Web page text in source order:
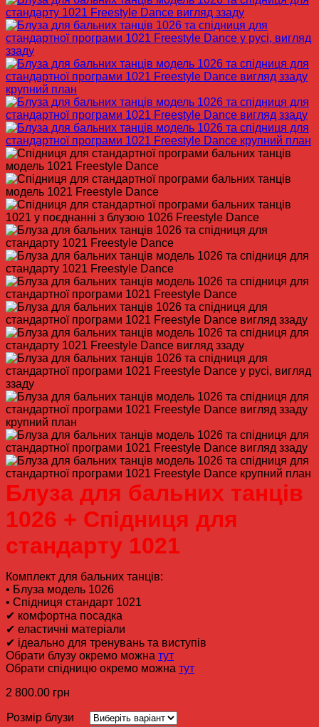
Блуза для бальних танців
1026 + Спідниця для
стандарту 1021
Комплект для бальних танців:
• Блуза модель 1026
• Спідниця стандарт 1021
✔ комфортна посадка
✔ еластичні матеріали
✔ ідеально для тренувань та виступів
Обрати блузу окремо можна тут
Обрати спідницю окремо можна тут
2 800.00 грн
Розмір блузи